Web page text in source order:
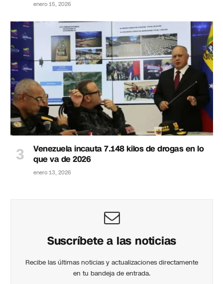
enero 15, 2026
Venezuela incauta 7.148 kilos de drogas en lo
que va de 2026
enero 13, 2026
Suscríbete a las noticias
Recibe las últimas noticias y actualizaciones directamente
en tu bandeja de entrada.